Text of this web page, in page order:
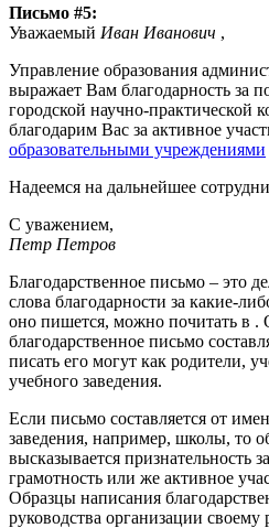
Письмо #5:
Уважаемый Иван Иванович ,
Управление образования
выражает Вам благодарность за
городской научно-
благодарим Вас за активное
образовательными учреждениями
Надеемся на дальнейшее
С уважением,
Петр Петров
Благодарственное письмо – это
слова благодарности за какие-
оно пишется, можно почитать в .
благодарственное письмо
писать его могут как родители,
учебного заведения.
Если письмо составляется от
заведения, например, школы, то
высказывается признательность
грамотность или же активное
Образцы написания
руководства организации